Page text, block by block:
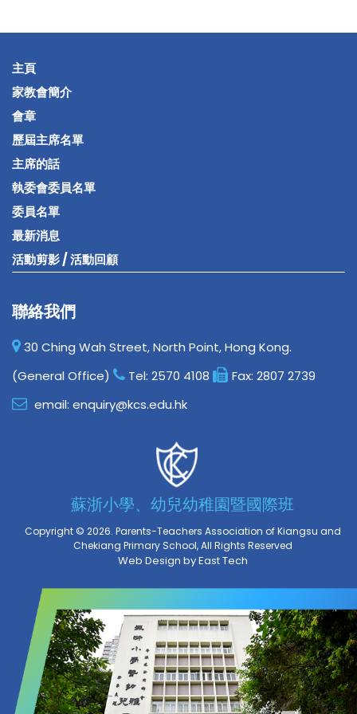
主頁
家教會簡介
會章
歷屆主席名單
主席的話
執委會委員名單
委員名單
最新消息
活動剪影 / 活動回顧
聯絡我們
30 Ching Wah Street, North Point, Hong Kong.
(General Office)
Tel: 2570 4108 Fax: 2807 2739
email: enquiry@kcs.edu.hk
蘇浙小學、幼兒幼稚園暨國際班
Copyright © 2026. Parents-Teachers Association of Kiangsu and
Chekiang Primary School, All Rights Reserved
Web Design byEast Tech